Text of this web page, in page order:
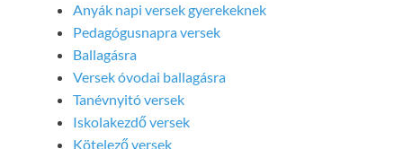
Anyák napi versek gyerekeknek
Pedagógusnapra versek
Ballagásra
Versek óvodai ballagásra
Tanévnyitó versek
Iskolakezdő versek
Kötelező versek